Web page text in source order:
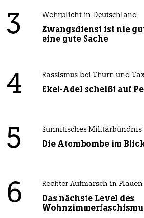
3 Wehrplicht in Deutschland
Zwangsdienst ist nie
eine gute Sache
4 Rassismus bei Thurn und
Ekel-Adel scheißt auf
5 Sunnitisches Militärbündnis
Die Atombombe im Blick
6 Rechter Aufmarsch in Plauen
Das nächste Level des